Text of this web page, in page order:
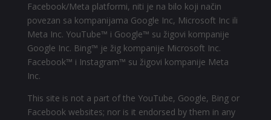
Facebook/Meta platformi, niti je na bilo koji način
povezan sa kompanijama Google Inc, Microsoft Inc ili
Meta Inc. YouTube™ i Google™ su žigovi kompanije
Google Inc. Bing™ je žig kompanije Microsoft Inc.
Facebook™ i Instagram™ su žigovi kompanije Meta
Inc.
This site is not a part of the YouTube, Google, Bing or
Facebook websites; nor is it endorsed by them in any